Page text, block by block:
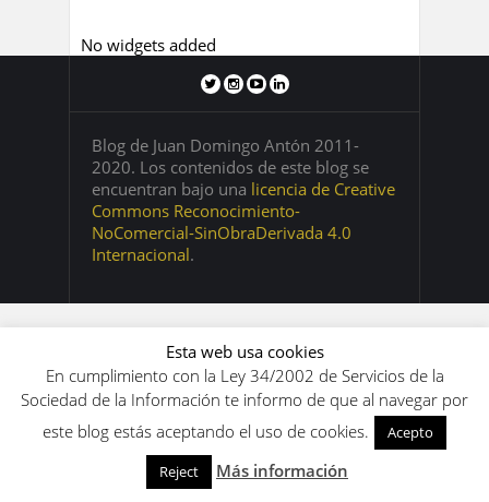
No widgets added
Blog de Juan Domingo Antón 2011-
2020. Los contenidos de este blog se
encuentran bajo una licencia de Creative
Commons Reconocimiento-
NoComercial-SinObraDerivada 4.0
Internacional.
Esta web usa cookies
En cumplimiento con la Ley 34/2002 de Servicios de la
Sociedad de la Información te informo de que al navegar por
este blog estás aceptando el uso de cookies.
Acepto
Reject
Más información